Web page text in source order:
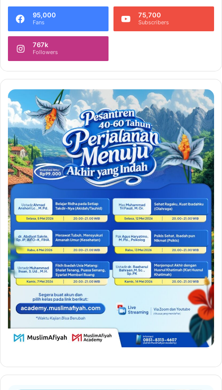
95,000
Fans
75,700
Subscribers
767k
Followers